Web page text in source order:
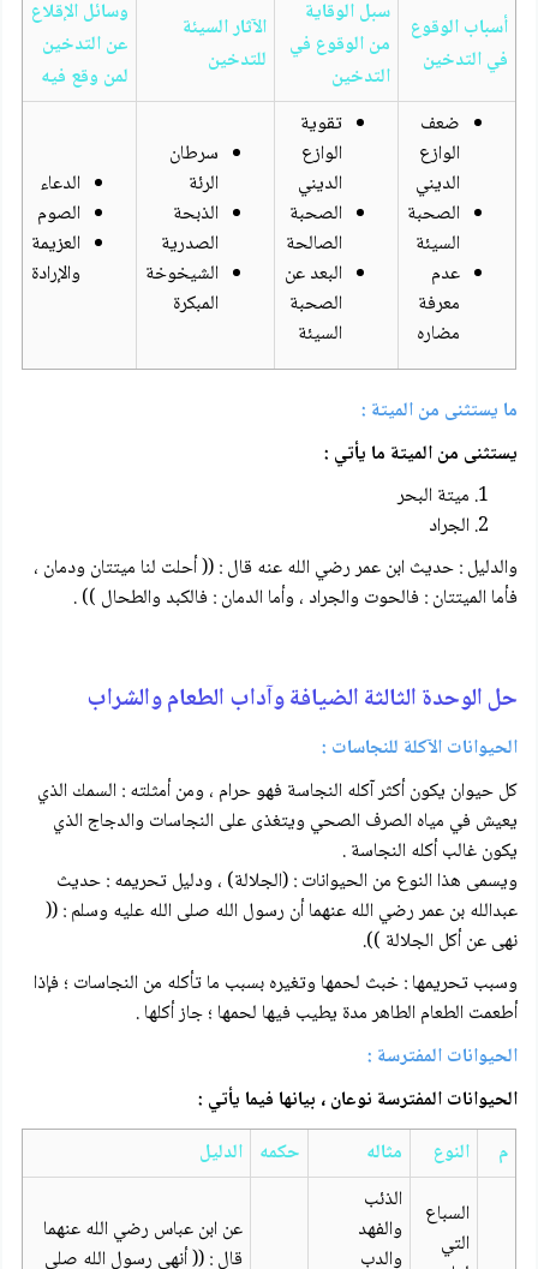
أسباب الوقوع
في التدخين
سبل الوقاية
من الوقوع في
التدخين
الآثار السيئة
للتدخين
وسائل الإقلاع
عن التدخين
لمن وقع فيه
ضعف
الوازع
الديني
الصحبة
السيئة
عدم
معرفة
مضاره
تقوية
الوازع
الديني
الصحبة
الصالحة
البعد عن
الصحبة
السيئة
سرطان
الرئة
الذبحة
الصدرية
الشيخوخة
المبكرة
الدعاء
الصوم
العزيمة
والإرادة
ما يستثنى من الميتة :
يستثنى من الميتة ما يأتي :
ميتة البحر
الجراد
والدليل : حديث ابن عمر رضي الله عنه قال : (( أحلت لنا ميتتان ودمان ،
فأما الميتتان : فالحوت والجراد ، وأما الدمان : فالكبد والطحال )) .
حل الوحدة الثالثة الضيافة وآداب الطعام والشراب
الحيوانات الآكلة للنجاسات :
كل حيوان يكون أكثر آكله النجاسة فهو حرام ، ومن أمثلته : السمك الذي
يعيش في مياه الصرف الصحي ويتغذى على النجاسات والدجاج الذي
يكون غالب أكله النجاسة .
ويسمى هذا النوع من الحيوانات : (الجلالة) ، ودليل تحريمه : حديث
عبدالله بن عمر رضي الله عنهما أن رسول الله صلى الله عليه وسلم : ((
نهى عن أكل الجلالة )).
وسبب تحريمها : خبث لحمها وتغيره بسبب ما تأكله من النجاسات ؛ فإذا
أطعمت الطعام الطاهر مدة يطيب فيها لحمها ؛ جاز أكلها .
الحيوانات المفترسة :
الحيوانات المفترسة نوعان ، بيانها فيما يأتي :
م
النوع مثاله حكمه الدليل
السباع
التي
الذئب
والفهد
والدب
عن ابن عباس رضي الله عنهما
قال : (( أنهى رسول الله صلى